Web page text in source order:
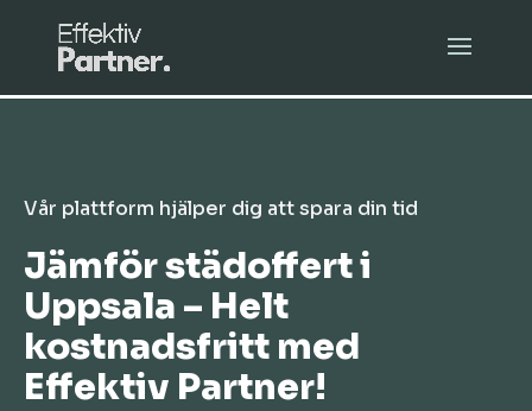
Vår plattform hjälper dig att spara din tid
Jämför städoffert i
Uppsala – Helt
kostnadsfritt med
Effektiv Partner!